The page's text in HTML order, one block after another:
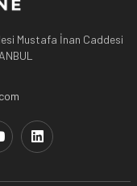
Mustafa İnan Caddesi